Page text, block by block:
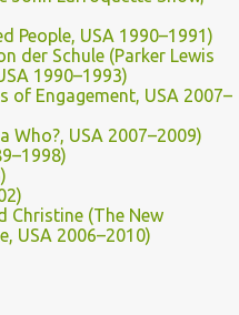
People, USA 1990–1991)
der Schule (Parker Lewis
1990–1993)
of Engagement, USA 2007–
Who?, USA 2007–2009)
Christine (The New
USA 2006–2010)